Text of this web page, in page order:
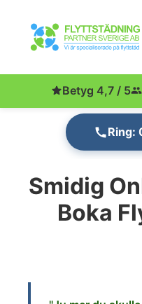
Betyg 4,7 / 5
Ring:
Smidig
Boka